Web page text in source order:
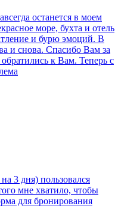
останется в моем
море, бухта и отель
и бурю эмоций. В
и снова. Спасибо Вам за
к Вам. Теперь с
3 дня) пользовался
мне хватило, чтобы
для бронирования